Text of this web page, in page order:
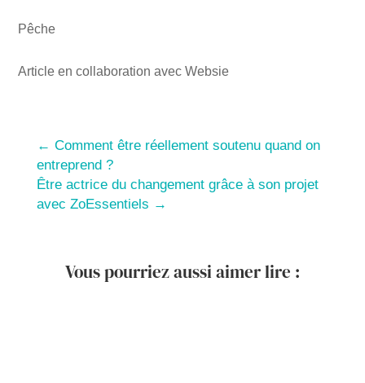
Pêche
Article en collaboration avec Websie
← Comment être réellement soutenu quand on
entreprend ?
Être actrice du changement grâce à son projet
avec ZoEssentiels →
Vous pourriez aussi aimer lire :